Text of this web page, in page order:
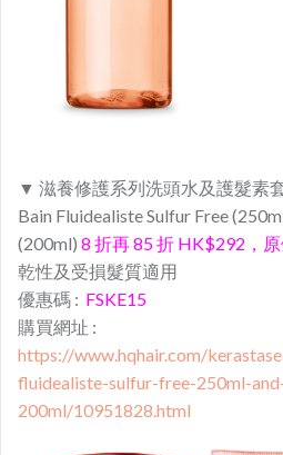
▼ 滋養修護系列洗頭水及護髮素
Bain Fluidealiste Sulfur Free
(200ml) 8 折再 85 折 HK$292，
乾性及受損髮質適用
優惠碼 : FSKE15
購買網址 :
https://www.hqhair.com/
fluidealiste-sulfur-free-250ml-
200ml/10951828.html